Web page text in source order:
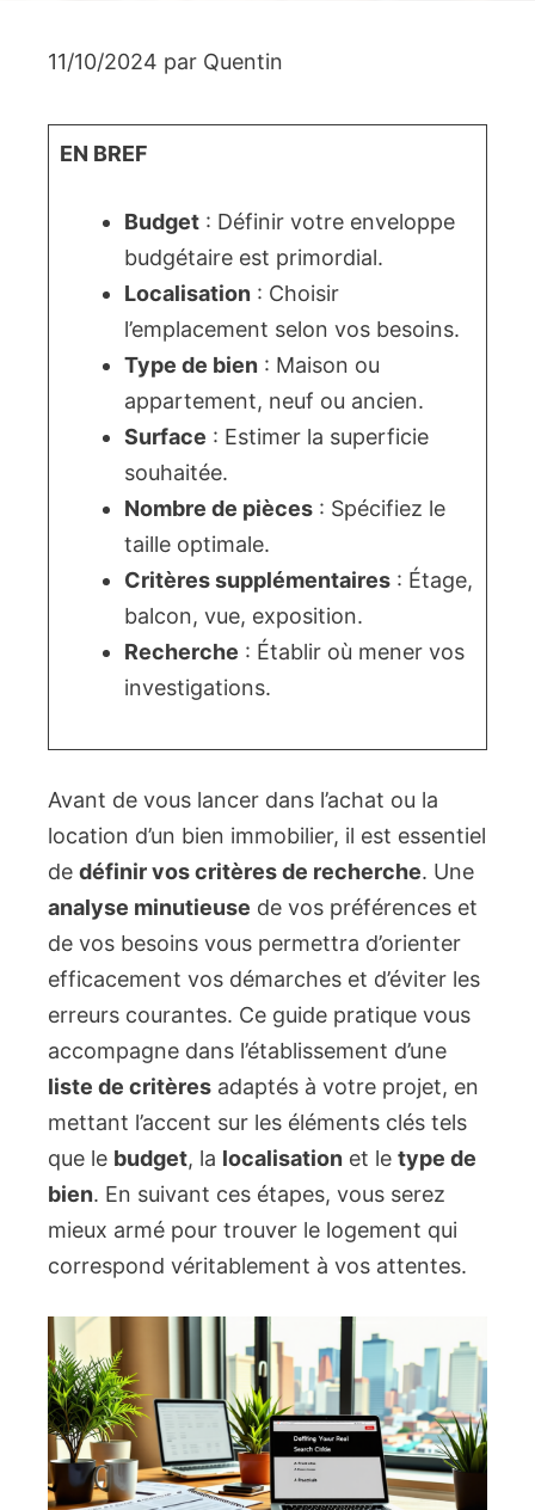
11/10/2024 par Quentin
EN BREF
Budget : Définir votre enveloppe
budgétaire est primordial.
Localisation : Choisir
l’emplacement selon vos besoins.
Type de bien : Maison ou
appartement, neuf ou ancien.
Surface : Estimer la superficie
souhaitée.
Nombre de pièces : Spécifiez le
taille optimale.
Critères supplémentaires : Étage,
balcon, vue, exposition.
Recherche : Établir où mener vos
investigations.
Avant de vous lancer dans l’achat ou la
location d’un bien immobilier, il est essentiel
de définir vos critères de recherche. Une
analyse minutieuse de vos préférences et
de vos besoins vous permettra d’orienter
efficacement vos démarches et d’éviter les
erreurs courantes. Ce guide pratique vous
accompagne dans l’établissement d’une
liste de critères adaptés à votre projet, en
mettant l’accent sur les éléments clés tels
que le budget, la localisation et le type de
bien. En suivant ces étapes, vous serez
mieux armé pour trouver le logement qui
correspond véritablement à vos attentes.